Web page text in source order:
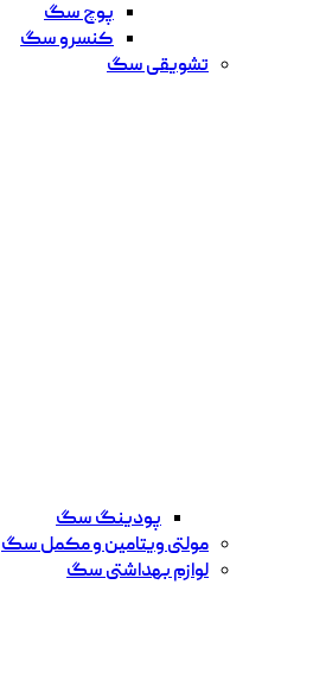
پوچ سگ
کنسرو سگ
تشویقی سگ
پودینگ سگ
مولتی ویتامین و مکمل سگ
لوازم بهداشتی سگ